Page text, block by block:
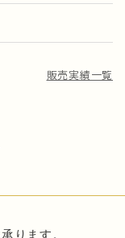
販売実績一覧
ります。